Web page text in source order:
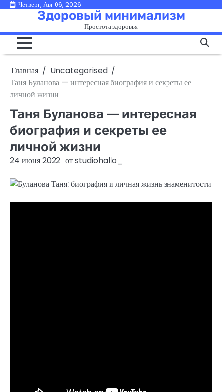
ПерейтиЧетверг, Авг 06, 2026
Здоровый минимализм
Простота здоровья
Главная
Uncategorised
Таня Буланова — интересная биография и секреты ее
личной жизни
Таня Буланова — интересная
биография и секреты ее
личной жизни
24 июня 2022 отstudiohallo_